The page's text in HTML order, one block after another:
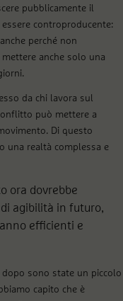
pubblicamente il
controproducente:
perché non
anche solo una
da chi lavora sul
può mettere a
Di questo
una realtà complessa e
ora dovrebbe
agibilità in futuro,
efficienti e
dopo sono state un piccolo
capito che è